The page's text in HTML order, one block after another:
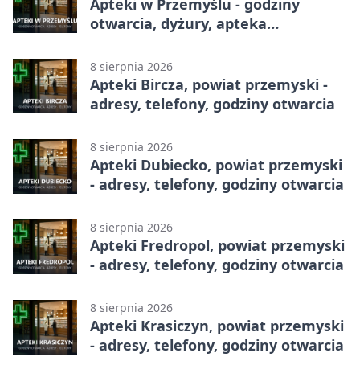
otwarcia, dyżury, apteka
8 sierpnia 2026
Apteki Bircza, powiat przemyski -
adresy, telefony, godziny otwarcia
8 sierpnia 2026
Apteki Dubiecko, powiat przemyski
- adresy, telefony, godziny otwarcia
8 sierpnia 2026
Apteki Fredropol, powiat przemyski
- adresy, telefony, godziny otwarcia
8 sierpnia 2026
Apteki Krasiczyn, powiat przemyski
- adresy, telefony, godziny otwarcia